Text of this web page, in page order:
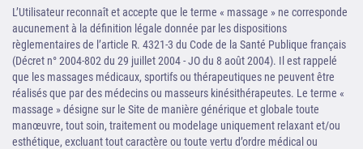
L’Utilisateur reconnaît et accepte que le terme « massage » ne corresponde
aucunement à la définition légale donnée par les dispositions
règlementaires de l’article R. 4321-3 du Code de la Santé Publique français
(Décret n° 2004-802 du 29 juillet 2004 - JO du 8 août 2004). Il est rappelé
que les massages médicaux, sportifs ou thérapeutiques ne peuvent être
réalisés que par des médecins ou masseurs kinésithérapeutes. Le terme «
massage » désigne sur le Site de manière générique et globale toute
manœuvre, tout soin, traitement ou modelage uniquement relaxant et/ou
esthétique, excluant tout caractère ou toute vertu d’ordre médical ou